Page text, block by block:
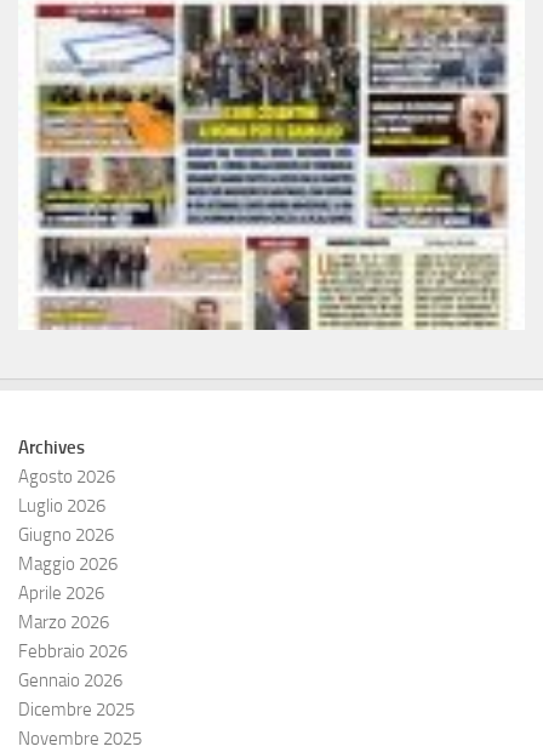
Archives
Agosto 2026
Luglio 2026
Giugno 2026
Maggio 2026
Aprile 2026
Marzo 2026
Febbraio 2026
Gennaio 2026
Dicembre 2025
Novembre 2025